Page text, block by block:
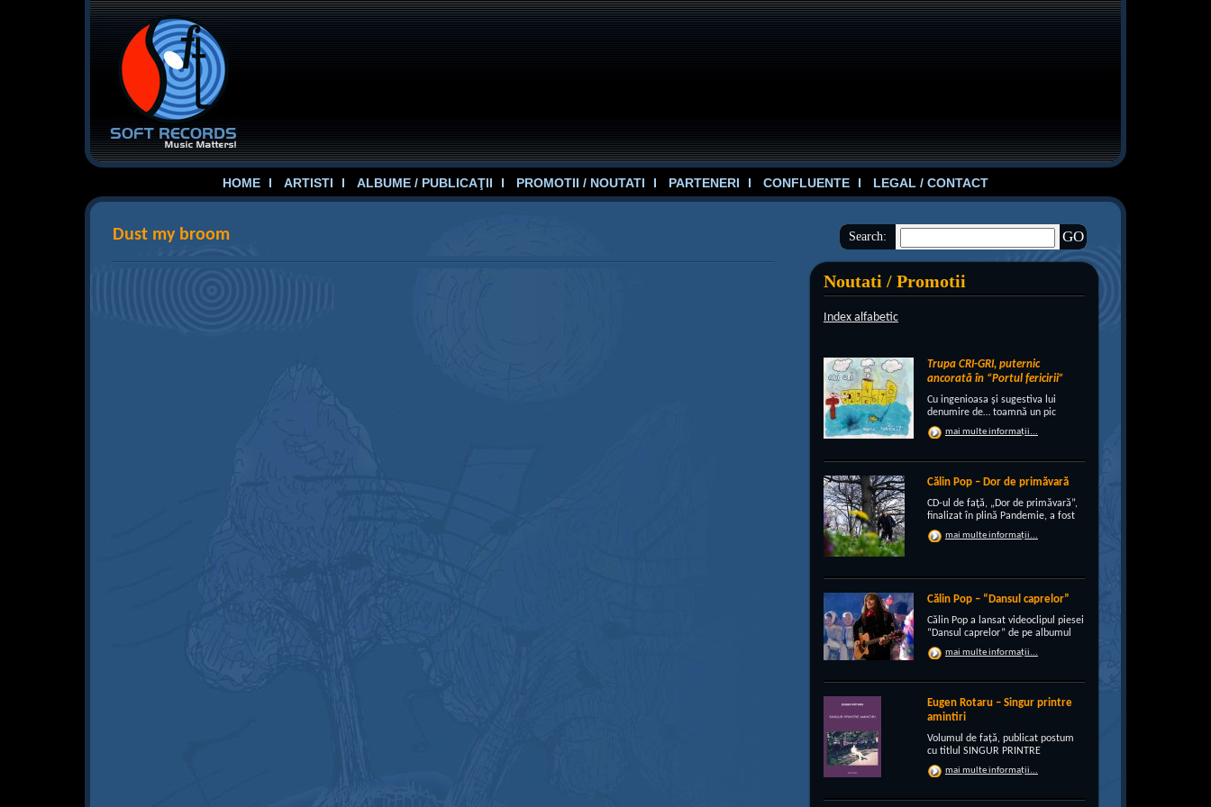
HOME ARTISTI ALBUME / PUBLICAŢII PROMOTII / NOUTATI PARTENERI CONFLUENTE LEGAL / CONTACT
Search:
Noutati / Promotii
Index alfabetic
Trupa CRI-GRI, puternic
ancorată în “Portul fericirii”
Cu ingenioasa şi sugestiva lui
denumire de… toamnă un pic
“încruntată”, elegant suprapusă
unei existenţe de peste un sfert de
voios anotimpul ruginiu al
melancoliilor de tot soiul, cu un nou
[…]
mai multe informații...
Călin Pop – Dor de primăvară
CD-ul de faţă, „Dor de primăvară”,
finalizat în plină Pandemie, a fost
conceput, pe de-a intregul, de
rocker-ul Călin Pop, inconfundabil
publică electrizantă, de
experimentat vocalist […]
mai multe informații...
Călin Pop – “Dansul caprelor”
Călin Pop a lansat videoclipul piesei
“Dansul caprelor” de pe albumul
“Ritual de iarnă”. Premiera a avut
loc pe 27.12.2020 pe canalul
Jocul caprei este un obicei întâlnit
în perioada […]
mai multe informații...
Eugen Rotaru – Singur printre
amintiri
Volumul de față, publicat postum
cu titlul SINGUR PRINTRE
AMINTIRI, este o confesiune a lui
Eugen Rotaru despre bunii lui
unul, și l-au lăsat din ce în ce mai
mai multe informații...
Dust my broom